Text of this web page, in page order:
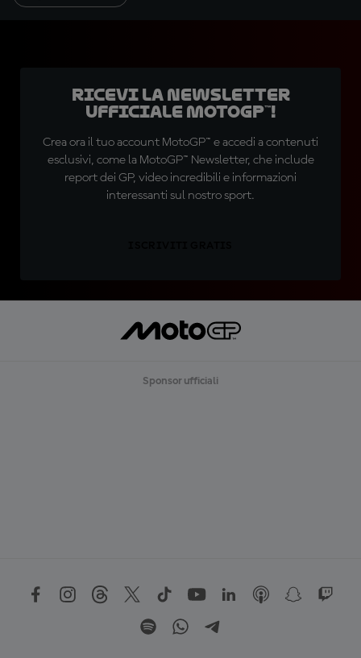
Ricevi la newsletter
ufficiale MotoGP™!
Crea ora il tuo account MotoGP™ e accedi a contenuti
esclusivi, come la MotoGP™ Newsletter, che include
report dei GP, video incredibili e informazioni
interessanti sul nostro sport.
Sponsor ufficiali